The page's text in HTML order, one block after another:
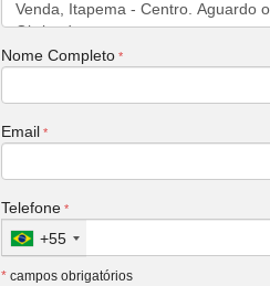
Nome Completo
Email
Telefone
+55
* campos obrigatórios